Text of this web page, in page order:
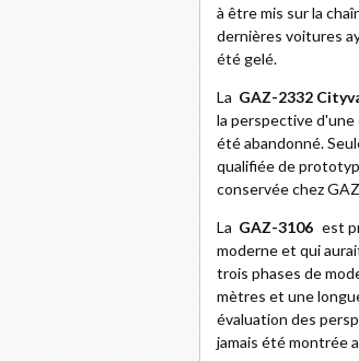
à être mis sur la
dernières voitures
été gelé.
La GAZ-2332
la perspective d'une
été abandonné.
qualifiée de
conservée chez
La GAZ-3106 est
moderne et qui
trois phases de
mètres et une
évaluation des
jamais été montrée